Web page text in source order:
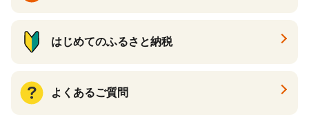
はじめてのふるさと納税
よくあるご質問